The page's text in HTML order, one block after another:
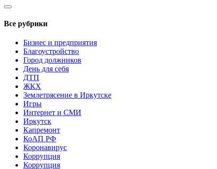
Все рубрики
Бизнес и предприятия
Благоустройство
Город должников
День для себя
ДТП
ЖКХ
Землетрясение в Иркутске
Игры
Интернет и СМИ
Иркутск
Капремонт
КоАП РФ
Коронавирус
Коррупция
Коррупция